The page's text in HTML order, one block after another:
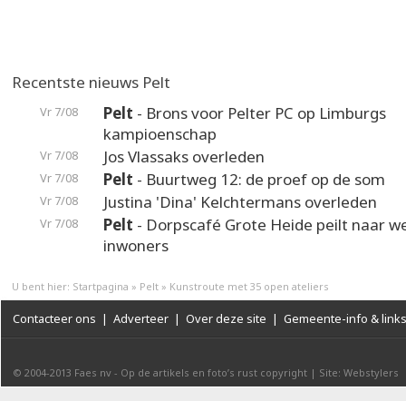
Recentste nieuws Pelt
Vr 7/08 Pelt - Brons voor Pelter PC op Limburgs
kampioenschap
Vr 7/08 Jos Vlassaks overleden
Vr 7/08 Pelt - Buurtweg 12: de proef op de som
Vr 7/08 Justina 'Dina' Kelchtermans overleden
Vr 7/08 Pelt - Dorpscafé Grote Heide peilt naar
inwoners
U bent hier: Startpagina » Pelt » Kunstroute met 35 open ateliers
Contacteer ons | Adverteer | Over deze site | Gemeente-info & links
© 2004-2013 Faes nv - Op de artikels en foto’s rust copyright | Site: Webstylers